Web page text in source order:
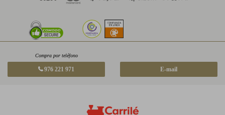
Compra por teléfono
976 221 971 E-mail